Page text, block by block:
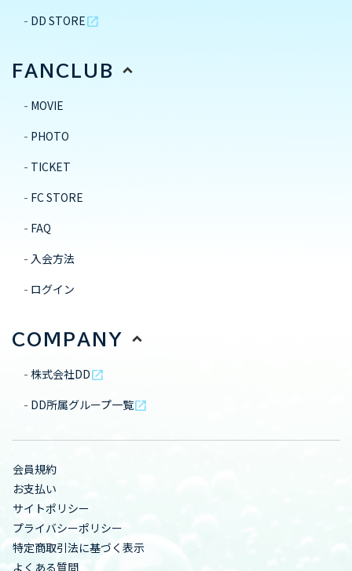
DD STOREopen_in_new
FANCLUB
MOVIE
PHOTO
TICKET
FC STORE
FAQ
入会方法
ログイン
COMPANY
株式会社DDopen_in_new
DD所属グループ一覧open_in_new
会員規約
お支払い
サイトポリシー
プライバシーポリシー
特定商取引法に基づく表示
よくある質問